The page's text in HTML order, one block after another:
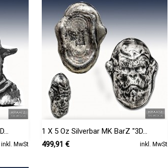
inkl. MwSt
1 X 5 Oz Silverbar MK BarZ "3D...
Preis
499,91 € inkl. MwSt
Vorschau